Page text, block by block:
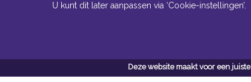
Deze website maakt voor een
U kunt dit later aanpassen via ‘Cookie-instellingen’.